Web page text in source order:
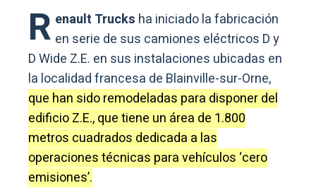
R enault Trucks ha iniciado la fabricación
en serie de sus camiones eléctricos D y
D Wide Z.E. en sus instalaciones ubicadas en
la localidad francesa de Blainville-sur-Orne,
que han sido remodeladas para disponer del
edificio Z.E., que tiene un área de 1.800
metros cuadrados dedicada a las
operaciones técnicas para vehículos ‘cero
emisiones’.